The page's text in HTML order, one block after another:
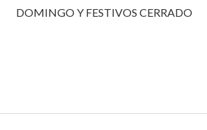
DOMINGO Y FESTIVOS CERRADO